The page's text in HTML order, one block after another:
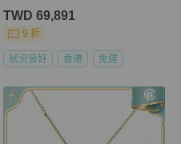
TWD 69,891
9 折
狀況良好 香港 免運